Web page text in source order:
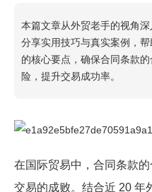
本篇文章从外贸老手的视角
分享实用技巧与真实案例，
的核心要点，确保合同条款
险，提升交易成功率。
在国际贸易中，合同条款
交易的成败。结合近 20 年